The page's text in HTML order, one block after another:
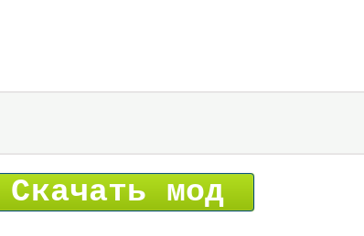
Скачать мод